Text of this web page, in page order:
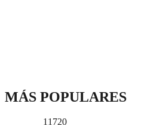
MÁS POPULARES
11720